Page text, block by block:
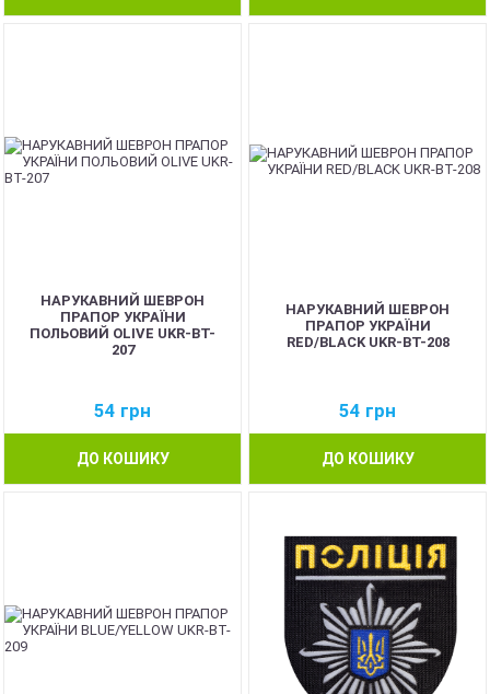
НАРУКАВНИЙ ШЕВРОН
ПРАПОР УКРАЇНИ
ПОЛЬОВИЙ OLIVE UKR-BT-
207
54 грн
ДО КОШИКУ
НАРУКАВНИЙ ШЕВРОН
ПРАПОР УКРАЇНИ
RED/BLACK UKR-BT-208
54 грн
ДО КОШИКУ